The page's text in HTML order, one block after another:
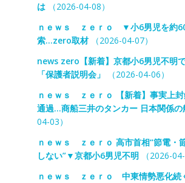
は（2026-04-08）
ｎｅｗｓ ｚｅｒｏ ▼小6男児を約
索…zero取材（2026-04-07）
news zero【新着】京都小6男児不明
「保護者説明会」
（2026-04-06）
ｎｅｗｓ ｚｅｒｏ 【新着】事実上
通過…商船三井のタンカー 日本関係の
04-03）
ｎｅｗｓ ｚｅｒｏ 高市首相“節電・
しない”▼京都小6男児不明（2026-04-
ｎｅｗｓ ｚｅｒｏ 中東情勢悪化続